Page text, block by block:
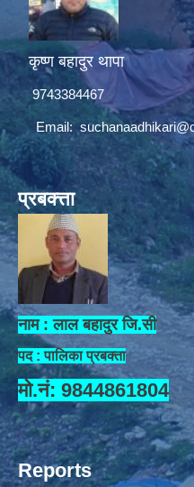
कृष्ण बहादुर थापा
9743384467
Email:
प्रबक्त्ता
नाम : लाल बहादुर जि.सी
पद : पालिका प्रबक्ता
मो.नं: 9844861804
Reports